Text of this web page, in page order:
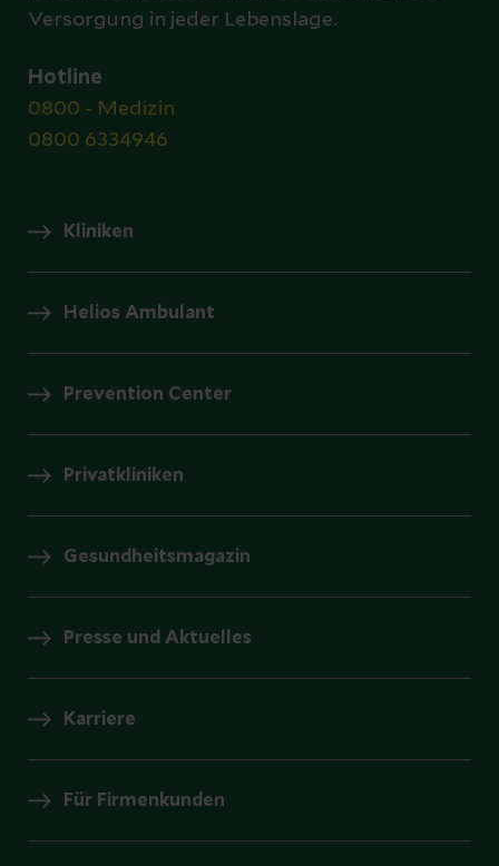
Versorgung in jeder Lebenslage.
Hotline
0800 - Medizin
0800 6334946
Kliniken
Helios Ambulant
Prevention Center
Privatkliniken
Gesundheitsmagazin
Presse und Aktuelles
Karriere
Für Firmenkunden